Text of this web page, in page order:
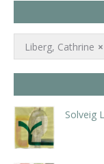
×
Liberg, Cathrine
Solveig